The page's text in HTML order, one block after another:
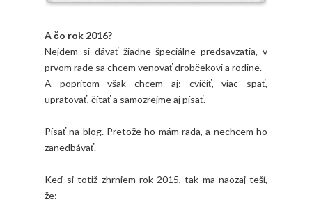
A čo rok 2016?
Nejdem si dávať žiadne špeciálne predsavzatia, v
prvom rade sa chcem venovať drobčekovi a rodine.
A popritom však chcem aj: cvičiť, viac spať,
upratovať, čítať a samozrejme aj písať.
Písať na blog. Pretože ho mám rada, a nechcem ho
zanedbávať.
Keď si totiž zhrniem rok 2015, tak ma naozaj teší,
že: